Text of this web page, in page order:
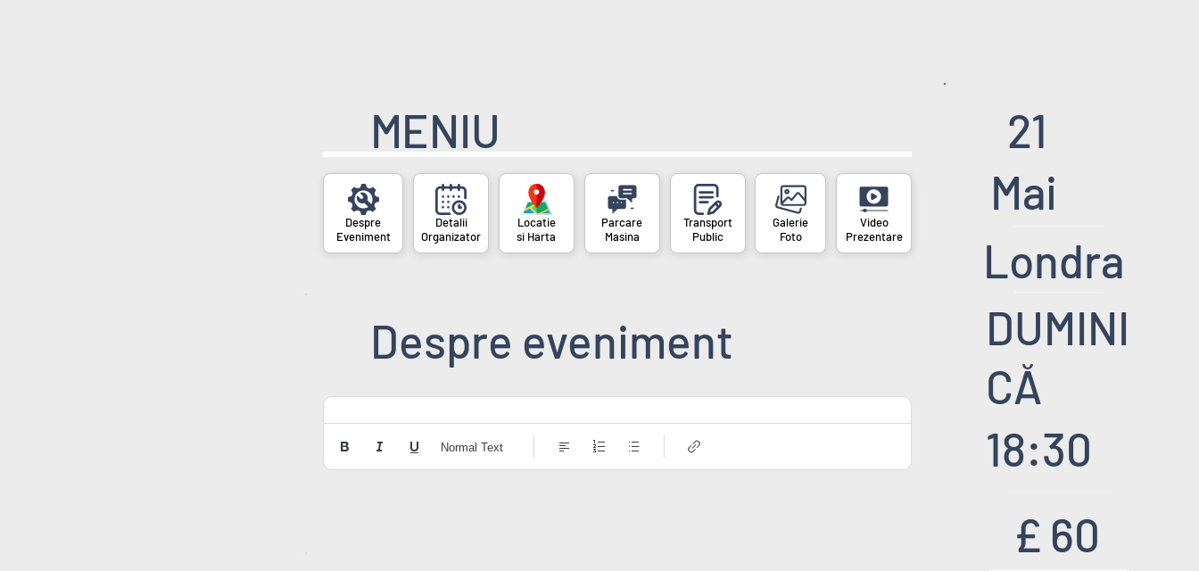
MENIU
Eveniment
Organizator
si Harta
Masina
Public
Galerie
Foto
Prezentare
Despre eveniment
Normal Text
21
Mai
Londra
DUMINI
CĂ
18:30
£ 60